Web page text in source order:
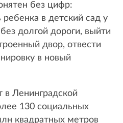
без цифр:
ребенка в детский сад у
долгой дороги, выйти
двор, отвести
в новый
в Ленинградской
130 социальных
квадратных метров